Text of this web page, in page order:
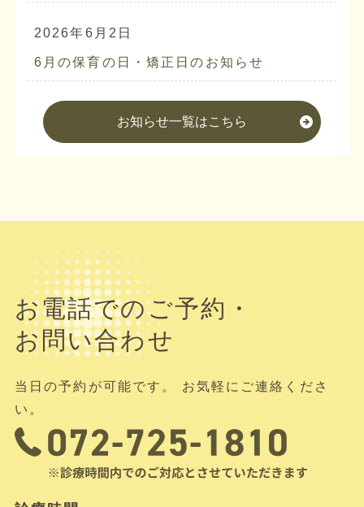
2026年6月2日
6月の保育の日・矯正日のお知らせ
お知らせ一覧はこちら
お電話でのご予約・
お問い合わせ
当日の予約が可能です。 お気軽にご連絡くださ
い。